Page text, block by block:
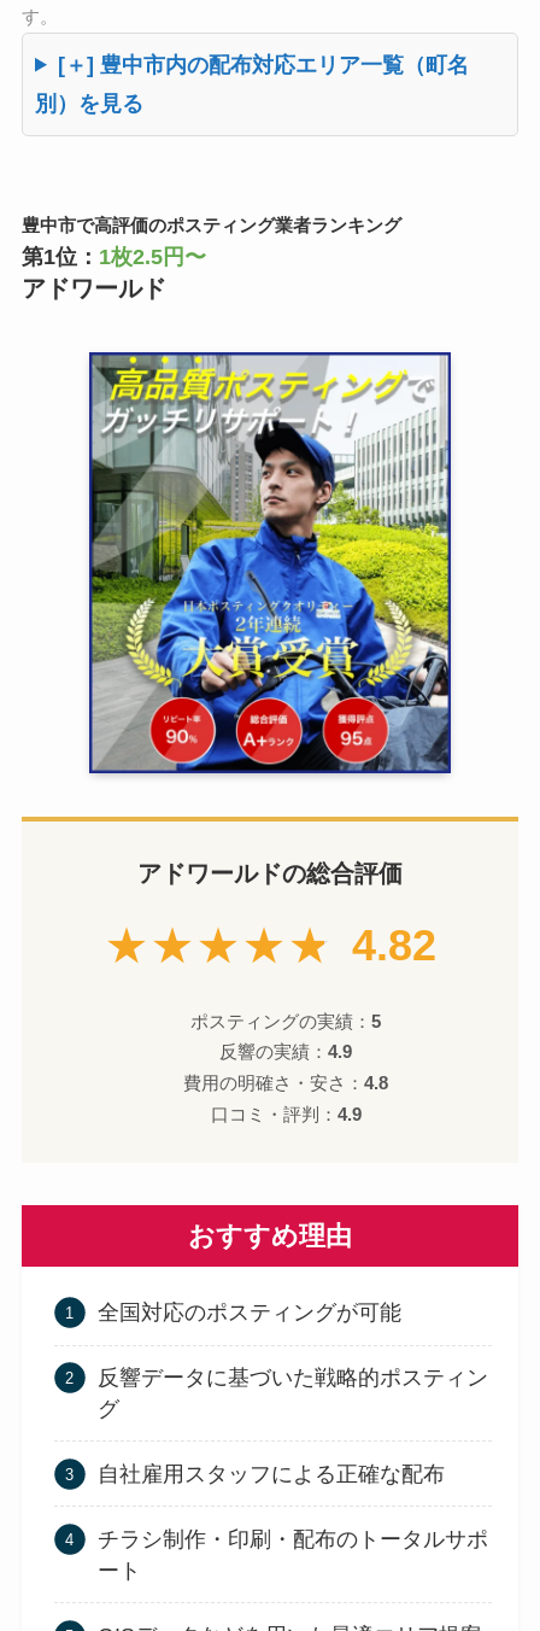
す。
[＋] 豊中市内の配布対応エリア一覧（町名
別）を見る
豊中市で高評価のポスティング業者ランキング
第1位： 1枚2.5円〜
アドワールド
アドワールドの総合評価
★★★★★ 4.82
ポスティングの実績：5
反響の実績：4.9
費用の明確さ・安さ：4.8
口コミ・評判： 4.9
おすすめ理由
全国対応のポスティングが可能
反響データに基づいた戦略的ポスティン
グ
自社雇用スタッフによる正確な配布
チラシ制作・印刷・配布のトータルサポ
ート